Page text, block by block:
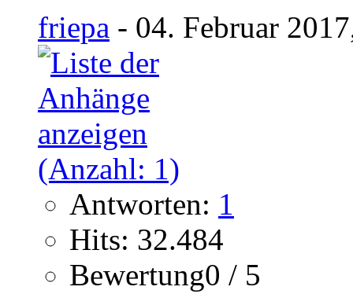
friepa - 04. Februar
Antworten: 1
Hits: 32.484
Bewertung0 / 5